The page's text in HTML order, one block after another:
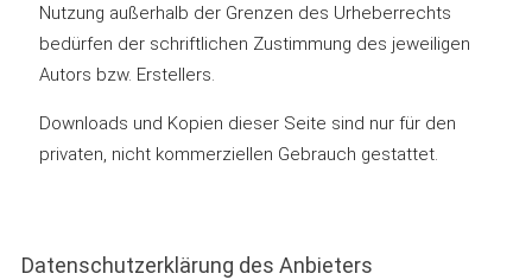
Nutzung außerhalb der Grenzen des Urheberrechts
bedürfen der schriftlichen Zustimmung des jeweiligen
Autors bzw. Erstellers.
Downloads und Kopien dieser Seite sind nur für den
privaten, nicht kommerziellen Gebrauch gestattet.
Datenschutzerklärung des Anbieters